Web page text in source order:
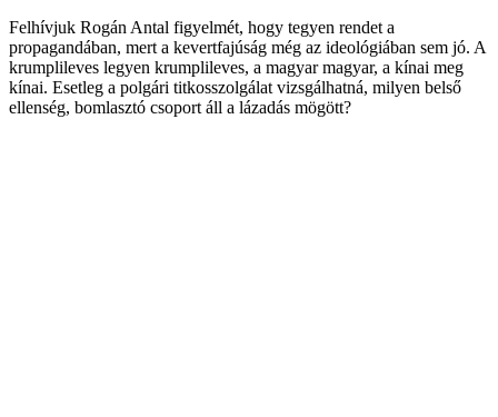
Felhívjuk Rogán Antal figyelmét, hogy tegyen rendet a
propagandában, mert a kevertfajúság még az ideológiában sem jó. A
krumplileves legyen krumplileves, a magyar magyar, a kínai meg
kínai. Esetleg a polgári titkosszolgálat vizsgálhatná, milyen belső
ellenség, bomlasztó csoport áll a lázadás mögött?